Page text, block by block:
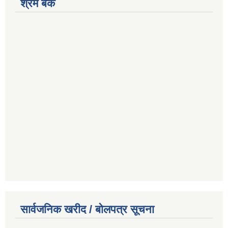
श्रम बैक
सार्वजनिक खरीद / बोलपत्र सूचना